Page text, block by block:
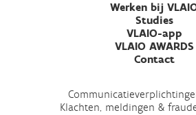
Werken bij
Studies
VLAIO-app
VLAIO AWARDS
Contact
Klachten, meldingen &